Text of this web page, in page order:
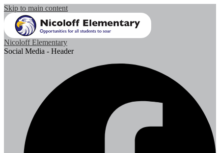
Skip to main content
Nicoloff Elementary
Social Media - Header